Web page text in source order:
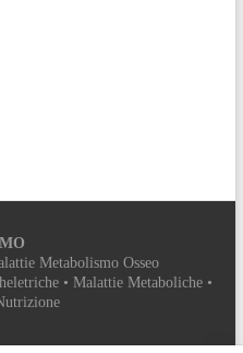
Metabolismo Osseo
• Malattie Metaboliche •